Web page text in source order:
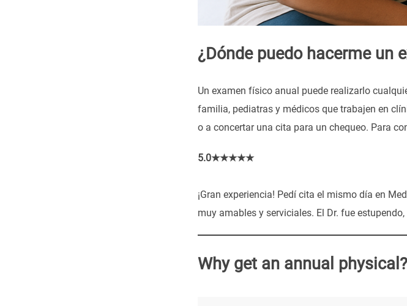
¿Dónde puedo hacerme un
Un examen físico anual puede realizarlo
familia, pediatras y médicos que trabajen en
o a concertar una cita para un chequeo. Para
5.0★★★★★
¡Gran experiencia! Pedí cita el mismo día en
muy amables y serviciales. El Dr. fue
Why get an annual physical?